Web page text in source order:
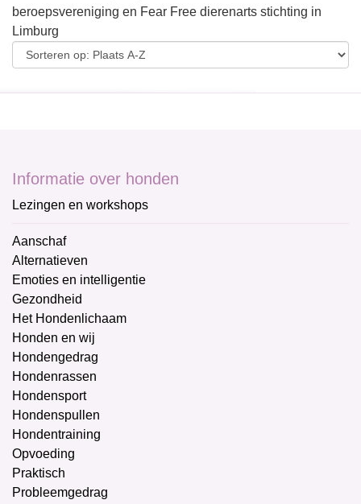
beroepsvereniging en Fear Free dierenarts stichting in
Limburg
Informatie over honden
Lezingen en workshops
Aanschaf
Alternatieven
Emoties en intelligentie
Gezondheid
Het Hondenlichaam
Honden en wij
Hondengedrag
Hondenrassen
Hondensport
Hondenspullen
Hondentraining
Opvoeding
Praktisch
Probleemgedrag